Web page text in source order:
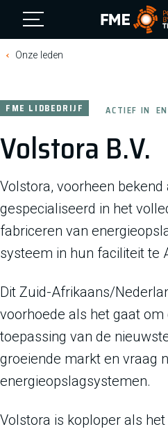
FME Logo,
Onze leden
Volstora B.V.
FME LIDBEDRIJF ACTIEF IN
Volstora, voorheen bekend
gespecialiseerd in het
fabriceren van
systeem in hun faciliteit te
Dit Zuid-Afrikaans/
voorhoede als het gaat
toepassing van de
groeiende markt en vraag
energieopslagsystemen.
Volstora is koploper als